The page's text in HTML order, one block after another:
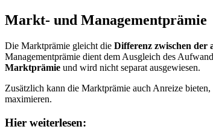
Markt- und Managementprämie
Die Marktprämie gleicht die Differenz zwischen der
Managementprämie dient dem Ausgleich des
Marktprämie und wird nicht separat ausgewiesen.
Zusätzlich kann die Marktprämie auch Anreize
maximieren.
Hier weiterlesen: